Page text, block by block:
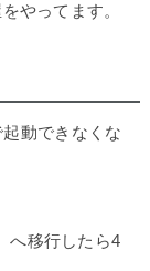
やってます。
動できなくな
へ移行したら4